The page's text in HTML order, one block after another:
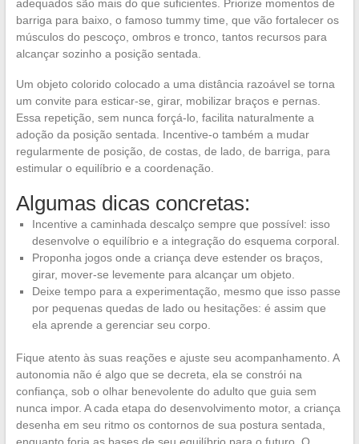
adequados são mais do que suficientes. Priorize momentos de
barriga para baixo, o famoso tummy time, que vão fortalecer os
músculos do pescoço, ombros e tronco, tantos recursos para
alcançar sozinho a posição sentada.
Um objeto colorido colocado a uma distância razoável se torna
um convite para esticar-se, girar, mobilizar braços e pernas.
Essa repetição, sem nunca forçá-lo, facilita naturalmente a
adoção da posição sentada. Incentive-o também a mudar
regularmente de posição, de costas, de lado, de barriga, para
estimular o equilíbrio e a coordenação.
Algumas dicas concretas:
Incentive a caminhada descalço sempre que possível: isso
desenvolve o equilíbrio e a integração do esquema corporal.
Proponha jogos onde a criança deve estender os braços,
girar, mover-se levemente para alcançar um objeto.
Deixe tempo para a experimentação, mesmo que isso passe
por pequenas quedas de lado ou hesitações: é assim que
ela aprende a gerenciar seu corpo.
Fique atento às suas reações e ajuste seu acompanhamento. A
autonomia não é algo que se decreta, ela se constrói na
confiança, sob o olhar benevolente do adulto que guia sem
nunca impor. A cada etapa do desenvolvimento motor, a criança
desenha em seu ritmo os contornos de sua postura sentada,